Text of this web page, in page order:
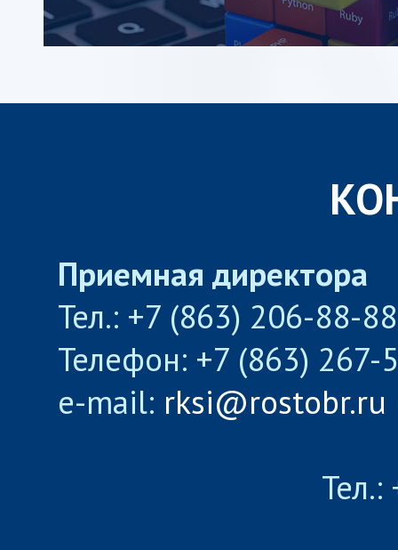
Приемная директора
Тел.: +7 (863) 206-88-
Телефон: +7 (863) 267-
e-mail: rksi@rostobr.ru